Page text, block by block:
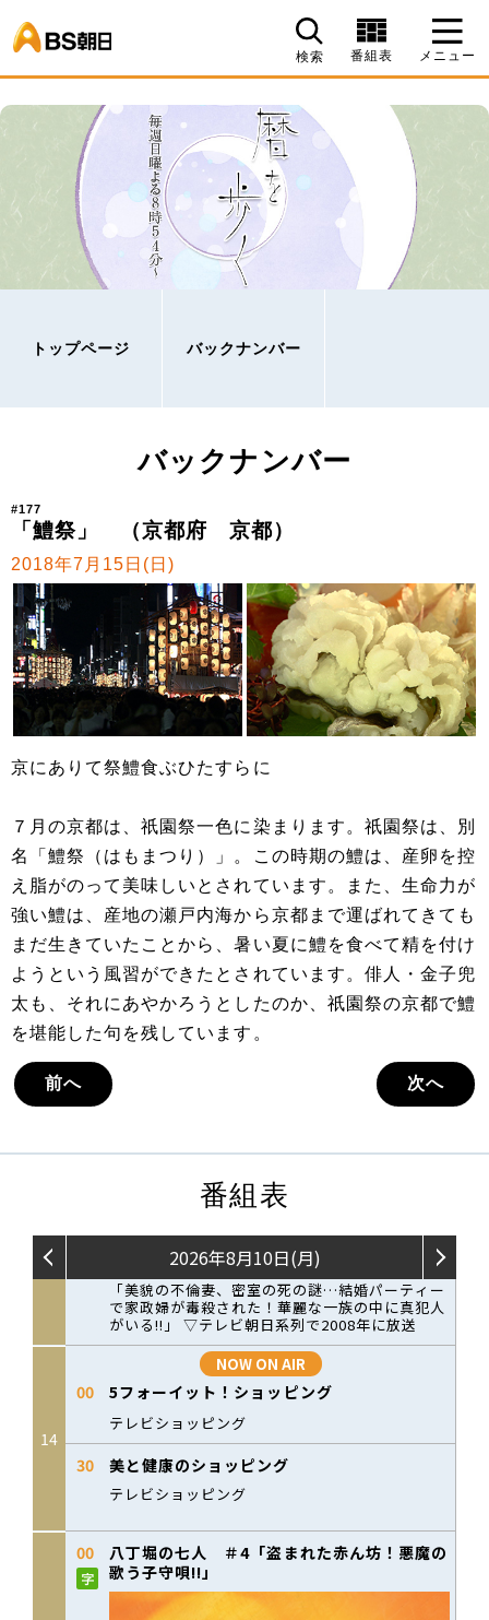
検索 番組表 メニュー
トップページ バックナンバー
バックナンバー
#177
「鱧祭」 （京都府 京都）
2018年7月15日(日)
京にありて祭鱧食ぶひたすらに
７月の京都は、祇園祭一色に染まります。祇園祭は、別
名「鱧祭（はもまつり）」。この時期の鱧は、産卵を控
え脂がのって美味しいとされています。また、生命力が
強い鱧は、産地の瀬戸内海から京都まで運ばれてきても
まだ生きていたことから、暑い夏に鱧を食べて精を付け
ようという風習ができたとされています。俳人・金子兜
太も、それにあやかろうとしたのか、祇園祭の京都で鱧
を堪能した句を残しています。
前へ 次へ
番組表